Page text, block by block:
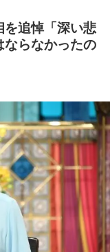
を追悼「深い悲
ならなかったの